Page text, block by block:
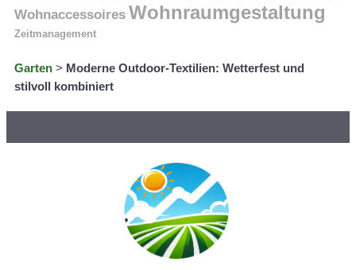
Wohnaccessoires Wohnraumgestaltung
Zeitmanagement
Garten > Moderne Outdoor-Textilien: Wetterfest und
stilvoll kombiniert